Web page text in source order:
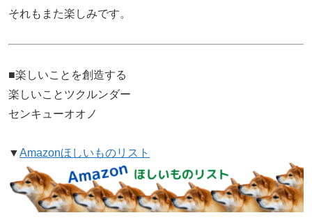
それもまた楽しみです。
■楽しいことを創造する
楽しいことツクルンダー
センキューオオノ
▼Amazonほしいものリスト